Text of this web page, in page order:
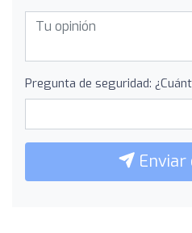
Pregunta de seguridad:
Enviar